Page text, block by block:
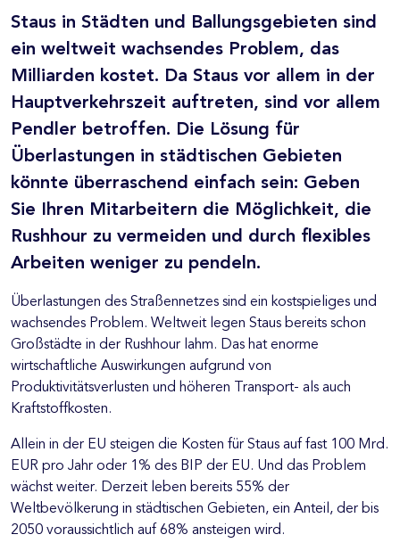
Staus in Städten und Ballungsgebieten sind
ein weltweit wachsendes Problem, das
Milliarden kostet. Da Staus vor allem in der
Hauptverkehrszeit auftreten, sind vor allem
Pendler betroffen. Die Lösung für
Überlastungen in städtischen Gebieten
könnte überraschend einfach sein: Geben
Sie Ihren Mitarbeitern die Möglichkeit, die
Rushhour zu vermeiden und durch flexibles
Arbeiten weniger zu pendeln.
Überlastungen des Straßennetzes sind ein kostspieliges und
wachsendes Problem. Weltweit legen Staus bereits schon
Großstädte in der Rushhour lahm. Das hat enorme
wirtschaftliche Auswirkungen aufgrund von
Produktivitätsverlusten und höheren Transport- als auch
Kraftstoffkosten.
Allein in der EU steigen die Kosten für Staus auf fast 100 Mrd.
EUR pro Jahr oder 1% des BIP der EU. Und das Problem
wächst weiter. Derzeit leben bereits 55% der
Weltbevölkerung in städtischen Gebieten, ein Anteil, der bis
2050 voraussichtlich auf 68% ansteigen wird.